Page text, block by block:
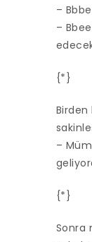
–
–
{*}
Birden
–
{*}
Sonra